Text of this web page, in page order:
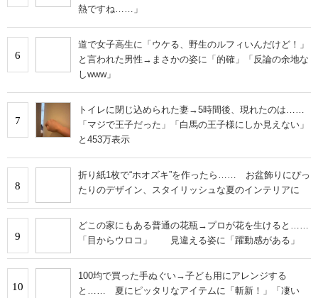
熱ですね……」
6
道で女子高生に「ウケる、野生のルフィいんだけど！」
と言われた男性→まさかの姿に「的確」「反論の余地な
しwww」
7
トイレに閉じ込められた妻→5時間後、現れたのは……
「マジで王子だった」「白馬の王子様にしか見えない」
と453万表示
8
折り紙1枚で“ホオズキ”を作ったら…… お盆飾りにぴっ
たりのデザイン、スタイリッシュな夏のインテリアに
9
どこの家にもある普通の花瓶→プロが花を生けると……
「目からウロコ」 見違える姿に「躍動感がある」
10
100均で買った手ぬぐい→子ども用にアレンジする
と…… 夏にピッタリなアイテムに「斬新！」「凄い